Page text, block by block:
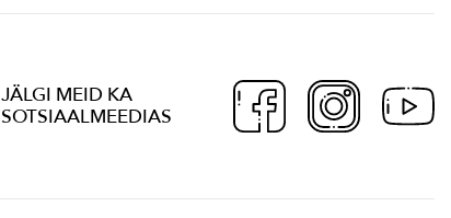
JÄLGI MEID KA
SOTSIAALMEEDIAS